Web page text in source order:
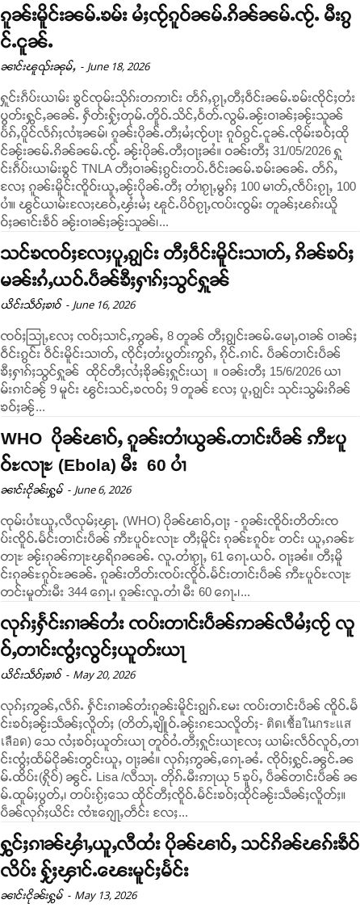
ၵူၼ်းမိူင်းၼမ်ႉၶမ်း မႆႈၸႂ်ၵူဝ်ၼမ်ႉၵိၼ်ၼမ်ႉၸႂ်ႉ မီးၵွ
င်ႉငူၼ်ႉ
ၼၢင်းၽူၺ်းၼုမ်ႇ - June 18, 2026
ႁူင်းၵဵပ်းယၢမ်း ၶွင်ၸုမ်းသိုၵ်းတဢၢင်း တႅၵ်ႇၵႂႃႇတီႈဝဵင်းၼမ်ႉၶမ်းၸိုင်ႈတႆး
ပွတ်းႁွင်ႇၼၼ်ႉ ႁဵတ်းႁႂ်ႈတုမ်ႉတိူဝ်ႉသိင်ႇဝႅတ်ႉလွမ်ႉၼႂ်းဝၢၼ်ႈၼႂ်းသူၼ်
ပႅၵ်ႇပိူင်လႅၵ်ႈလၢႆႈၼမ်၊ ၵူၼ်းပိုၼ်ႉတီႈမႆႈၸႂ်ပႃး ၵူဝ်ၵွင်ႉငူၼ်ႉၸိုမ်းၶဝ်ႈထို
င်ၼႂ်းၼမ်ႉၵိၼ်ၼမ်ႉၸႂ်ႉ ၼႂ်းပိုၼ်ႉတီႈဝႃႈၼႆ။ ဝၼ်းတီႈ 31/05/2026 ႁူ
င်းၵဵပ်းယၢမ်းၶွင် TNLA တီႈဝၢၼ်ႈၵွင်းတပ်ႉဝဵင်းၼမ်ႉၶမ်းၼၼ်ႉ တႅၵ်ႇ
လႄႈ ၵူၼ်းမိူင်းၸိူဝ်းယူႇၼႂ်းပိုၼ်ႉတီႈ တၢႆၵႂႃႇမွၵ်ႈ 100 မၢတ်ႇၸဵပ်းၵႂႃႇ 100
ပၢႆ။ ၽွင်ယၢမ်းလႄႈၽဝ်ႇၾႆးမႆႈ ၽူင်ႉပိဝ်ၵႂႃႇၸပ်းၸွမ်း တူၼ်ႈၽၵ်းယိူ
ဝ်ႈၼၢင်းၶဵဝ် ၼႂ်းဝၢၼ်ႈၼႂ်းသူၼ်၊...
သင်ၶၸဝ်ႈလႄႈပူႇၵျွင်း တီႈဝဵင်းမိူင်းသၢတ်ႇ ၵိၼ်ၶဝ်ႈ
မၼ်းၵႆႇယဝ်ႉပဵၼ်ၶီႈႁၢၵ်ႈသွင်ႁူၼ်
ယိင်းသဵဝ်ႈၶၢဝ် - June 16, 2026
ၸဝ်ႈသြႃႇလႄႈ ၸဝ်ႈသၢင်ႇဢွၼ်ႇ 8 တူၼ် တီႈၵျွင်းၼမ်ႉမေႃႇဝၢၼ် ဝၢၼ်ႈ
ဝဵင်းၵွင်း ဝဵင်းမိူင်းသၢတ်ႇ ၸိုင်ႈတႆးပွတ်းဢွၵ်ႇ ၵိုင်ႉၵၢင်ႉ ပဵၼ်တၢင်းပဵၼ်
ၶီႈႁၢၵ်ႈသွင်ႁူၼ် ထိုင်တီႈလႆႈၶိုၼ်ႈႁူင်းယႃ ။ ဝၼ်းတီႈ 15/6/2026 ယၢ
မ်းၵၢင်ၼႂ် 9 မူင်း ၽွင်းသင်ႇၶၸဝ်ႈ 9 တူၼ် လႄႈ ပူႇၵျွင်း သုင်းသွမ်းၵိၼ်
ၶဝ်ႈၼႂ်...
WHO ပိုၼ်ၽၢဝ်ႇ ၵူၼ်းတၢႆယွၼ်ႉတၢင်းပဵၼ် ဢီႊပူ
ဝ်ႊလႃႊ (Ebola) မီး 60 ပၢႆ
ၼၢင်းငိုၼ်းႁွမ် - June 6, 2026
ၸုမ်းပၢႆးယူႇလီလုမ်ႈၾႃႉ (WHO) ပိုၼ်ၽၢဝ်ႇဝႃႈ - ၵူၼ်းၸိူဝ်းတိတ်းၸ
ပ်းၸိူဝ်ႉမႅင်းတၢင်းပဵၼ် ဢီႊပူဝ်ႊလႃႊ တီႈမိူင်း ၵုၼ်ႊၵူဝ်ႊ တင်း ယူႇၵၼ်ႊ
တႃႊ ၼႂ်းၵုၼ်ဢႃႊၾရိၵၼၼ်ႉ လူႉတၢႆၵႂႃႇ 61 ၵေႃႉယဝ်ႉ ဝႃႈၼႆ။ တီႈမိူ
င်းၵုၼ်ႊၵူဝ်ႊၼၼ်ႉ ၵူၼ်းတိတ်းၸပ်းၸိူဝ်ႉမႅင်းတၢင်းပဵၼ် ဢီႊပူဝ်ႊလႃႊ
တင်းမူတ်းမီး 344 ၵေႃႉ၊ ၵူၼ်းလူႉတၢႆ မီး 60 ၵေႃႉ၊...
လုၵ်ႈႁႅင်းၵၢၼ်တႆး ၸပ်းတၢင်းပဵၼ်ဢၼ်လီမႆႈၸႂ် လူ
ဝ်ႇတၢင်းၸွႆႈလွင်ႈယူတ်းယႃ
ယိင်းသဵဝ်ႈၶၢဝ် - May 20, 2026
လုၵ်ႈဢွၼ်ႇလဵၵ်ႉ ႁႅင်းၵၢၼ်တႆးၵူၼ်းမိူင်းၵျွၵ်ႉမႄး ၸပ်းတၢင်းပဵၼ် ၸိူဝ်ႉမႅ
င်းၶဝ်ႈၼႂ်းသဵၼ်ႈလိူတ်ႈ (တိတ်ႇၶျိူဝ်ႉၼႂ်းၵသႄလိူတ်ႈ- ติดเชื้อในกระแส
เลือด) သေ လႆႈၶဝ်ႈယူတ်းယႃ တူဝ်ဝႆႉတီႈႁူင်းယႃလႄႈ ယၢမ်းလဵဝ်လူဝ်ႇတၢ
င်းၸွႆႈထႅမ်ငိုၼ်းတွင်းယူႇ ဝႃႈၼႆ။ လုၵ်ႈဢွၼ်ႇၵေႃႉၼႆႉ ၸိုဝ်ႈႁွင်ႉၼွင်ႉၼ
မ်ႉထိပ်း(ႁိုဝ်) ၼွင်ႉ Lisa /လီသႃႉ တိုၵ်ႉမီးဢႃယု 5 ၶူပ်ႇ ပဵၼ်တၢင်းပဵၼ် ၼ
မ်ႉထူမ်ႈပွတ်ႇ၊ တပ်းၵႂ်ႈသေ ထိုင်တီႈၸိူဝ်ႉမႅင်းၶဝ်ႈထိုင်ၼႂ်းသဵၼ်ႈလိူတ်ႈ။
ပဵၼ်လုၵ်ႈယိင်း ၸၢႆးၵျေႃႇတဵင်း လႄႈ...
ႁွင်ႈၵၢၼ်ၾၢႆႇယူႇလီထႆး ပိုၼ်ၽၢဝ်ႇ သင်ၵိၼ်ၽၵ်းၶဵဝ်
လိပ်း ႁႂ်ႈၾၢင်ႉၽေးမူင်ႈမႅင်း
ၼၢင်းငိုၼ်းႁွမ် - May 13, 2026